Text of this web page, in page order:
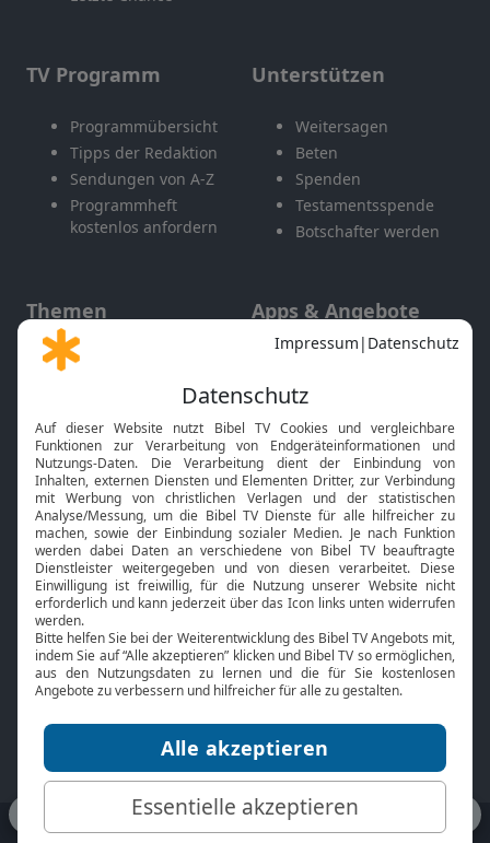
TV Programm
Programmübersicht
Tipps der Redaktion
Sendungen von A-Z
Programmheft
kostenlos anfordern
Unterstützen
Weitersagen
Beten
Spenden
Testamentsspende
Botschafter werden
Themen
Gott und Bibel erklärt
Neuigkeiten
Apps & Angebote
Mobile App
Smart TV
HbbTV
Bibelthek Online-Bibel
Nächster Gottesdienst
Bibel TV
Über uns
Jobs
Mediadaten
Service
Kontakt
TV-Empfang
bibeltv.de: Impressum
Datenschutz